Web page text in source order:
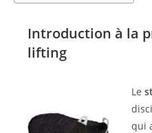
Introduction à la
lifting
Le
qui